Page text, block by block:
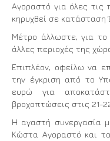
Αγοραστό για όλες τις
κηρυχθεί σε κατάσταση
Μέτρο άλλωστε, για
άλλες περιοχές της
Επιπλέον, οφείλω να
την έγκριση από το
ευρώ για
βροχοπτώσεις στις 21-
Η αγαστή συνεργασία
Κώστα Αγοραστό και